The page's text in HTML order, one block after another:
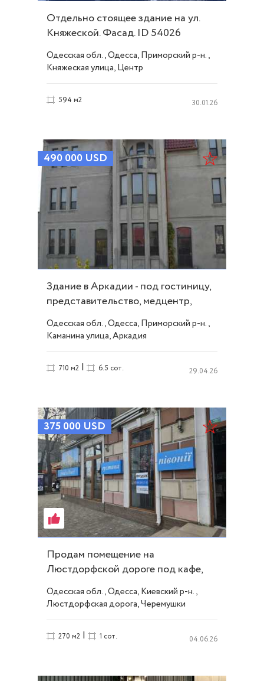
Отдельно стоящее здание на ул.
Княжеской. Фасад. ID 54026
Одесская обл., Одесса, Приморский р-н.,
Княжеская улица, Центр
594 м2 30.01.26
490 000 USD
Здание в Аркадии - под гостиницу,
представительство, медцентр,
офис ID 4107
Одесская обл., Одесса, Приморский р-н.,
Каманина улица, Аркадия
710 м2 | 6.5 сот. 29.04.26
375 000 USD
Продам помещение на
Люстдорфской дороге под кафе,
салон, магазин! ID 25645
Одесская обл., Одесса, Киевский р-н.,
Люстдорфская дорога, Черемушки
270 м2 | 1 сот. 04.06.26